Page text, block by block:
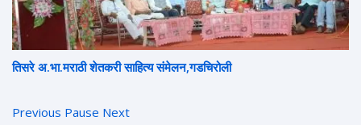
तिसरे अ.भा.मराठी शेतकरी साहित्य संमेलन,गडचिरोली
स्व. शरद जोशी यांना "युगात्मा" ही उपाधी बहाल
Previous Pause Next